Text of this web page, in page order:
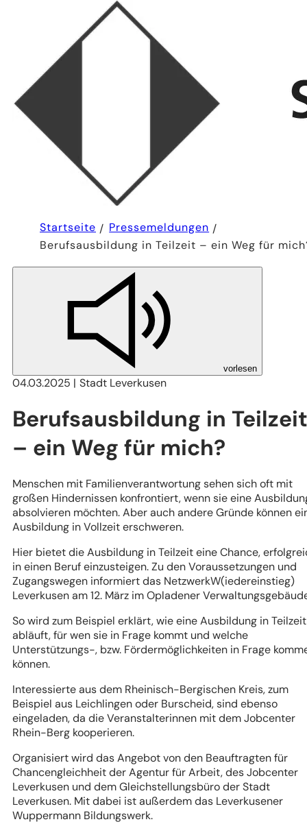
Startseite
Pressemeldungen
Berufsausbildung in Teilzeit – ein Weg für
vorlesen
04.03.2025 Stadt Leverkusen
Berufsausbildung in Teilzeit
– ein Weg für mich?
Menschen mit Familienverantwortung sehen sich oft mit
großen Hindernissen konfrontiert, wenn sie eine
absolvieren möchten. Aber auch andere Gründe können
Ausbildung in Vollzeit erschweren.
Hier bietet die Ausbildung in Teilzeit eine Chance,
in einen Beruf einzusteigen. Zu den Voraussetzungen und
Zugangswegen informiert das NetzwerkW(iedereinstieg)
Leverkusen am 12. März im Opladener
So wird zum Beispiel erklärt, wie eine Ausbildung in Teilzeit
abläuft, für wen sie in Frage kommt und welche
Unterstützungs-, bzw. Fördermöglichkeiten in Frage
können.
Interessierte aus dem Rheinisch-Bergischen Kreis, zum
Beispiel aus Leichlingen oder Burscheid, sind ebenso
eingeladen, da die Veranstalterinnen mit dem Jobcenter
Rhein-Berg kooperieren.
Organisiert wird das Angebot von den Beauftragten für
Chancengleichheit der Agentur für Arbeit, des Jobcenter
Leverkusen und dem Gleichstellungsbüro der Stadt
Leverkusen. Mit dabei ist außerdem das Leverkusener
Wuppermann Bildungswerk.